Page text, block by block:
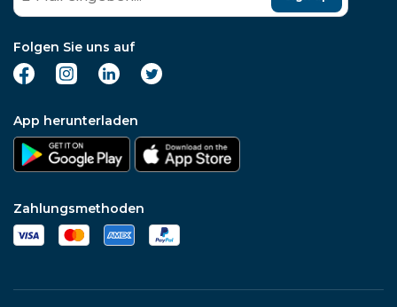
Folgen Sie uns auf
App herunterladen
Zahlungsmethoden